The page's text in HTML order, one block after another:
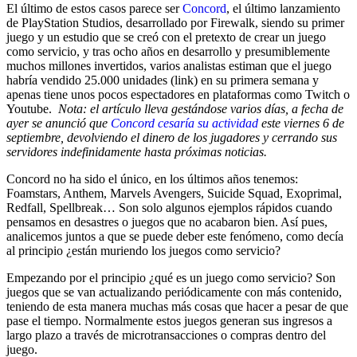
El último de estos casos parece serConcord, el último lanzamiento
de PlayStation Studios, desarrollado por Firewalk, siendo su primer
juego y un estudio que se creó con el pretexto de crear un juego
como servicio, y tras ocho años en desarrollo y presumiblemente
muchos millones invertidos, varios analistas estiman que el juego
habría vendido 25.000 unidades (link) en su primera semana y
apenas tiene unos pocos espectadores en plataformas como Twitch o
Youtube. Nota: el artículo lleva gestándose varios días, a fecha de
ayer se anunció que Concord cesaría su actividad este viernes 6 de
septiembre, devolviendo el dinero de los jugadores y cerrando sus
servidores indefinidamente hasta próximas noticias.
Concord no ha sido el único, en los últimos años tenemos:
Foamstars, Anthem, Marvels Avengers, Suicide Squad, Exoprimal,
Redfall, Spellbreak… Son solo algunos ejemplos rápidos cuando
pensamos en desastres o juegos que no acabaron bien. Así pues,
analicemos juntos a que se puede deber este fenómeno, como decía
al principio ¿están muriendo los juegos como servicio?
Empezando por el principio ¿qué es un juego como servicio? Son
juegos que se van actualizando periódicamente con más contenido,
teniendo de esta manera muchas más cosas que hacer a pesar de que
pase el tiempo. Normalmente estos juegos generan sus ingresos a
largo plazo a través de microtransacciones o compras dentro del
juego.